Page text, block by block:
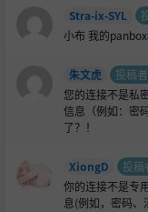
Stra-ix-SYL
小布 我的
朱文虎 投稿
您的连接不是私
信息（例如：密
了？！
XiongD 投
你的连接不是专
息(例如，密码、